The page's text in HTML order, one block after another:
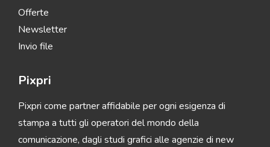
Offerte
Newsletter
Invio file
Pixpri
Pixpri come partner affidabile per ogni esigenza di
stampa a tutti gli operatori del mondo della
comunicazione, dagli studi grafici alle agenzie di new